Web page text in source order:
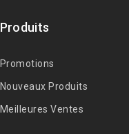
Produits
Promotions
Nouveaux Produits
Meilleures Ventes